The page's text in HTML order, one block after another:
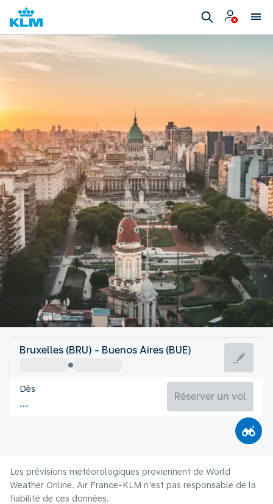
Argentine
Buenos Aires
Argentine
Durée du vol
Bruxelles (BRU) - Buenos Aires (BUE)
Dès
Réserver un vol
Les prévisions météorologiques proviennent de World
Weather Online. Air France-KLM n'est pas responsable de la
fiabilité de ces données.